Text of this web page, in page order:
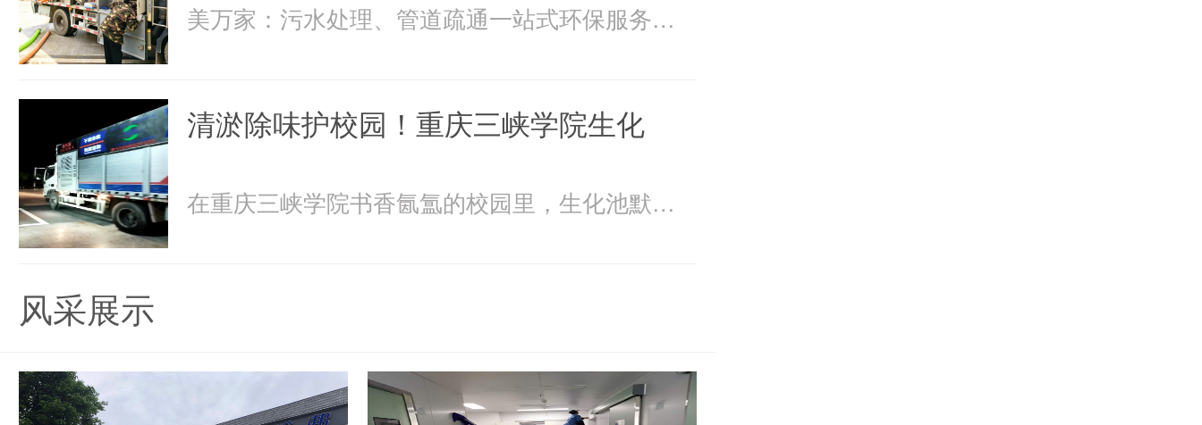
美万家：污水处理、管道疏通一站式环保服务美万家公司，
清淤除味护校园！重庆三峡学院生化
在重庆三峡学院书香氤氲的校园里，生化池默默承载着污水
风采展示